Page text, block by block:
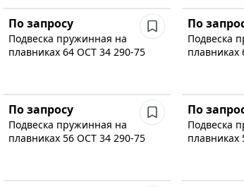
По запросу
Подвеска пружинная на
плавниках 64 ОСТ 34 290-75
По
Подвеска
плавниках
По запросу
Подвеска пружинная на
плавниках 56 ОСТ 34 290-75
По
Подвеска
плавниках